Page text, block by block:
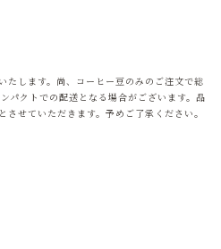
たします。尚、コーヒー豆のみのご注文で総
パクトでの配送となる場合がございます。品
せていただきます。予めご了承ください。